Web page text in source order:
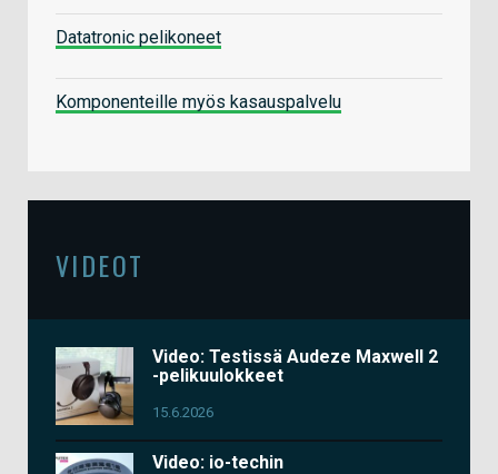
Datatronic pelikoneet
Komponenteille myös kasauspalvelu
VIDEOT
Video: Testissä Audeze Maxwell 2
-pelikuulokkeet
15.6.2026
Video: io-techin